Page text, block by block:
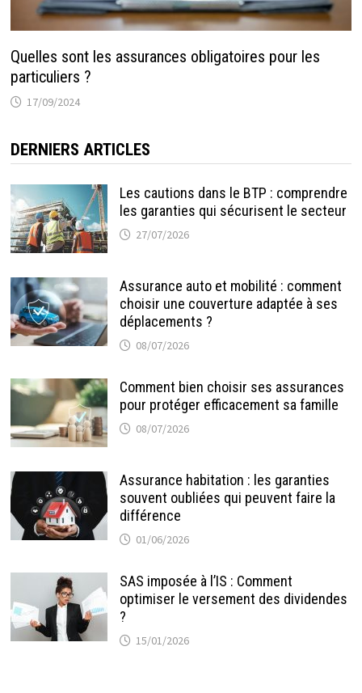
Quelles sont les assurances obligatoires pour les
particuliers ?
17/09/2024
DERNIERS ARTICLES
Les cautions dans le BTP : comprendre
les garanties qui sécurisent le secteur
27/07/2026
Assurance auto et mobilité : comment
choisir une couverture adaptée à ses
déplacements ?
08/07/2026
Comment bien choisir ses assurances
pour protéger efficacement sa famille
08/07/2026
Assurance habitation : les garanties
souvent oubliées qui peuvent faire la
différence
01/06/2026
SAS imposée à l’IS : Comment
optimiser le versement des dividendes
?
15/01/2026